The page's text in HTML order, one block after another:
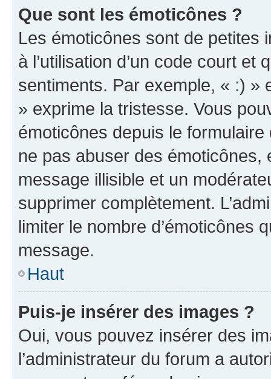
Que sont les émoticônes ?
Les émoticônes sont de petites
à l’utilisation d’un code court et
sentiments. Par exemple, « :) »
» exprime la tristesse. Vous
émoticônes depuis le
ne pas abuser des
message illisible et un
supprimer complètement.
limiter le nombre d’émoticônes
message.
Haut
Puis-je insérer des images ?
Oui, vous pouvez insérer des
l’administrateur du forum a